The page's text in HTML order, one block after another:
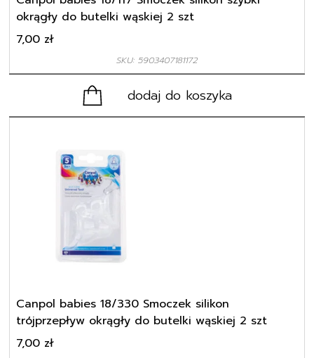
okrągły do butelki wąskiej 2 szt
SKU: 5903407181172
7,00 zł
dodaj do koszyka
Canpol babies 18/330 Smoczek silikon
trójprzepływ okrągły do butelki wąskiej 2 szt
7,00 zł